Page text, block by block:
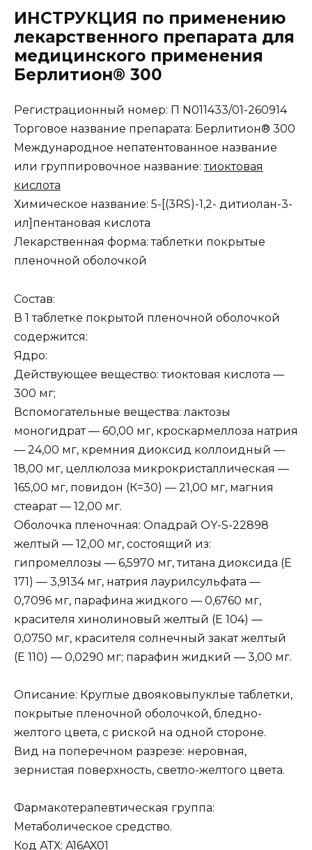
ИНСТРУКЦИЯ по применению
лекарственного препарата для
медицинского применения
Берлитион® 300
Регистрационный номер: П N011433/01-260914
Торговое название препарата: Берлитион® 300
Международное непатентованное название
или группировочное название:тиоктовая
кислота
Химическое название: 5-[(3RS)-1,2- дитиолан-3-
ил]пентановая кислота
Лекарственная форма: таблетки покрытые
пленочной оболочкой
Состав:
В 1 таблетке покрытой пленочной оболочкой
содержится:
Ядро:
Действующее вещество: тиоктовая кислота —
300 мг;
Вспомогательные вещества: лактозы
моногидрат — 60,00 мг, кроскармеллоза натрия
— 24,00 мг, кремния диоксид коллоидный —
18,00 мг, целлюлоза микрокристаллическая —
165,00 мг, повидон (К=30) — 21,00 мг, магния
стеарат — 12,00 мг.
Оболочка пленочная: Опадрай OY-S-22898
желтый — 12,00 мг, состоящий из:
гипромеллозы — 6,5970 мг, титана диоксида (E
171) — 3,9134 мг, натрия лаурилсульфата —
0,7096 мг, парафина жидкого — 0,6760 мг,
красителя хинолиновый желтый (E 104) —
0,0750 мг, красителя солнечный закат желтый
(E 110) — 0,0290 мг; парафин жидкий — 3,00 мг.
Описание: Круглые двояковыпуклые таблетки,
покрытые пленочной оболочкой, бледно-
желтого цвета, с риской на одной стороне.
Вид на поперечном разрезе: неровная,
зернистая поверхность, светло-желтого цвета.
Фармакотерапевтическая группа:
Метаболическое средство.
Код АТХ: A16AX01